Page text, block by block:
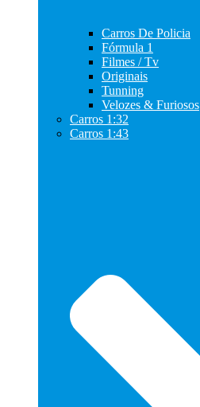
Carros De Policia
Fórmula 1
Filmes / Tv
Originais
Tunning
Velozes & Furiosos
Carros 1:32
Carros 1:43